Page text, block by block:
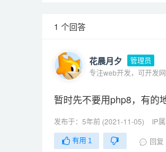
1 个回答
花晨月夕
管理员
专注web开发，可开发
暂时先不要用php8，有的
发布于：5年前 (2021-11-05) IP
有用 1 回复